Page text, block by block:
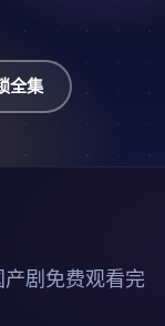
全集
剧免费观看完